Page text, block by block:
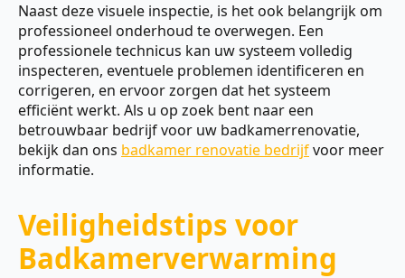
Naast deze visuele inspectie, is het ook belangrijk om
professioneel onderhoud te overwegen. Een
professionele technicus kan uw systeem volledig
inspecteren, eventuele problemen identificeren en
corrigeren, en ervoor zorgen dat het systeem
efficiënt werkt. Als u op zoek bent naar een
betrouwbaar bedrijf voor uw badkamerrenovatie,
bekijk dan ons badkamer renovatie bedrijfvoor meer
informatie.
Veiligheidstips voor
Badkamerverwarming